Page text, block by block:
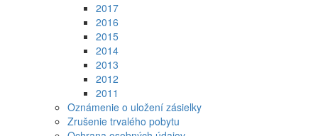
2017
2016
2015
2014
2013
2012
2011
Oznámenie o uložení zásielky
Zrušenie trvalého pobytu